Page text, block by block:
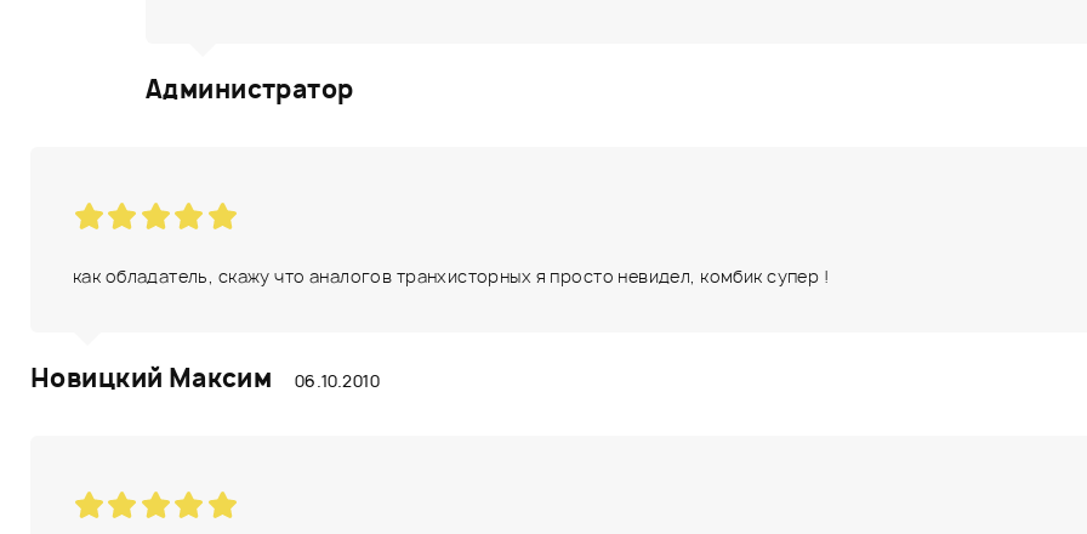
Администратор
как обладатель, скажу что аналогов транхисторных я просто невидел, комбик супер !
Новицкий Максим 06.10.2010